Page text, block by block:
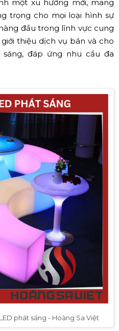
một xu hướng mới, mang
trọng cho mọi loại hình sự
đầu trong lĩnh vực cung
thiệu dịch vụ bán và cho
đáp ứng nhu cầu đa
phát sáng - Hoàng Sa Việt